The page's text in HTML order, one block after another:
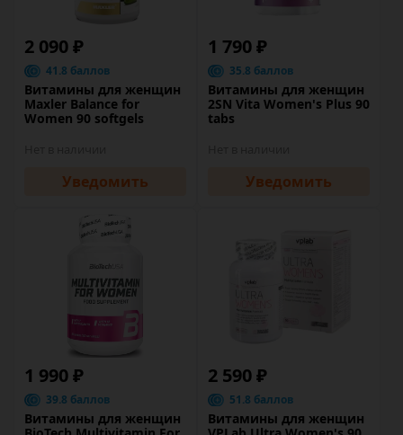
2 090 ₽
41.8 баллов
Витамины для женщин
Maxler Balance for
Women 90 softgels
Уведомить
1 790 ₽
35.8 баллов
Витамины для женщин
2SN Vita Women's Plus 90
tabs
Уведомить
1 990 ₽
39.8 баллов
Витамины для женщин
2 590 ₽
51.8 баллов
Витамины для женщин